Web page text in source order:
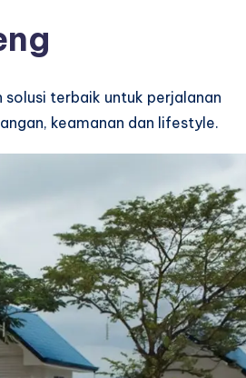
terbaik untuk perjalanan
keamanan dan lifestyle.